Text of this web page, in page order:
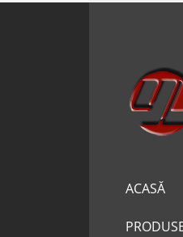
ACASĂ